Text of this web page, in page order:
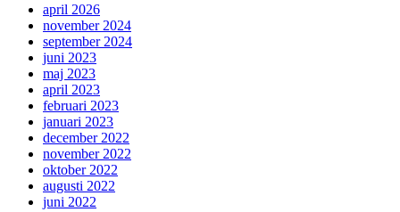
april 2026
november 2024
september 2024
juni 2023
maj 2023
april 2023
februari 2023
januari 2023
december 2022
november 2022
oktober 2022
augusti 2022
juni 2022